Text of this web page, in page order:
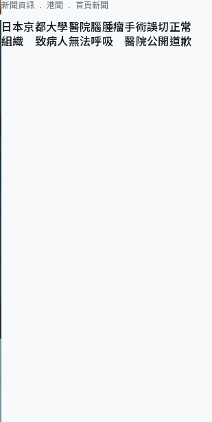
新聞資訊 港聞 首頁新聞
日本京都大學醫院腦腫瘤手術誤切正常
組織 致病人無法呼吸 醫院公開道歉